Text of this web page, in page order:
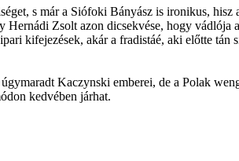
s már a Siófoki Bányász is ironikus,
Zsolt azon dicsekvése, hogy
kifejezések, akár a fradistáé, aki előtte
Kaczynski emberei, de a Polak
kedvében járhat.